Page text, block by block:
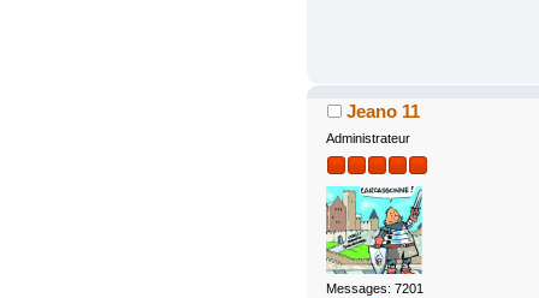
Jeano 11
Administrateur
Messages: 7201